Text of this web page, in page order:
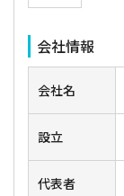
会社情報
会社名
設立
代表者